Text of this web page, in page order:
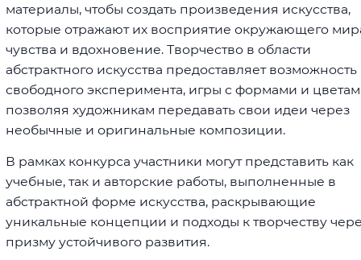
материалы, чтобы создать произведения искусства,
которые отражают их восприятие окружающего
чувства и вдохновение. Творчество в области
абстрактного искусства предоставляет возможность
свободного эксперимента, игры с формами и
позволяя художникам передавать свои идеи через
необычные и оригинальные композиции.
В рамках конкурса участники могут представить как
учебные, так и авторские работы, выполненные в
абстрактной форме искусства, раскрывающие
уникальные концепции и подходы к творчеству
призму устойчивого развития.